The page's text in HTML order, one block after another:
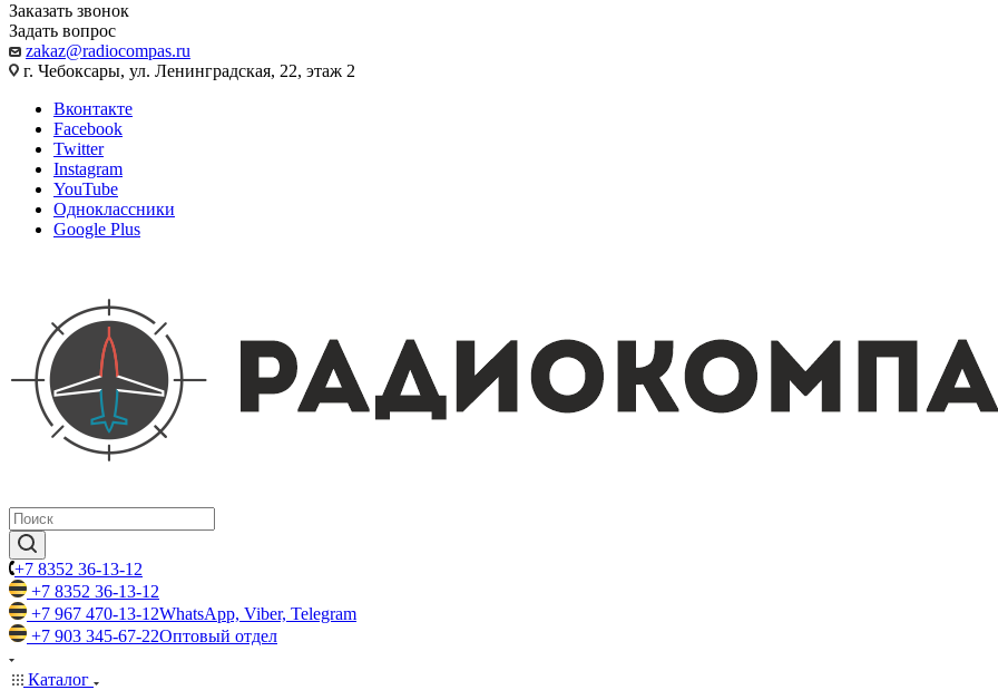
Заказать звонок
Задать вопрос
zakaz@radiocompas.ru
г. Чебоксары, ул. Ленинградская, 22, этаж 2
Вконтакте
Facebook
Twitter
Instagram
YouTube
Одноклассники
Google Plus
+7 8352 36-13-12
+7 8352 36-13-12
+7 967 470-13-12WhatsApp, Viber, Telegram
+7 903 345-67-22Оптовый отдел
Каталог